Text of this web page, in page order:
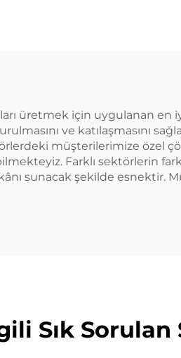
üretmek için uygulanan
ve katılaşmasını
müşterilerimize özel
Farklı sektörlerin
sunacak şekilde esnektir.
Sık Sorulan